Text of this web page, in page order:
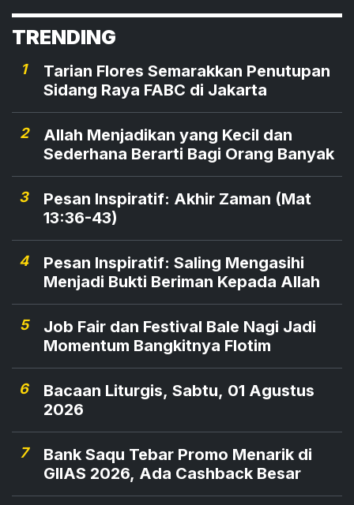
TRENDING
1
Tarian Flores Semarakkan Penutupan
Sidang Raya FABC di Jakarta
2
Allah Menjadikan yang Kecil dan
Sederhana Berarti Bagi Orang Banyak
3
Pesan Inspiratif: Akhir Zaman (Mat
13:36-43)
4
Pesan Inspiratif: Saling Mengasihi
Menjadi Bukti Beriman Kepada Allah
5
Job Fair dan Festival Bale Nagi Jadi
Momentum Bangkitnya Flotim
6
Bacaan Liturgis, Sabtu, 01 Agustus
2026
7
Bank Saqu Tebar Promo Menarik di
GIIAS 2026, Ada Cashback Besar